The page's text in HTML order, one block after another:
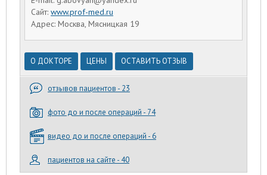
Сайт: www.prof-med.ru
Адрес: Москва, Мясницкая 19
О ДОКТОРЕ ЦЕНЫ ОСТАВИТЬ ОТЗЫВ
отзывов пациентов - 23
фото до и после операций - 74
видео до и после операций - 6
пациентов на сайте - 40